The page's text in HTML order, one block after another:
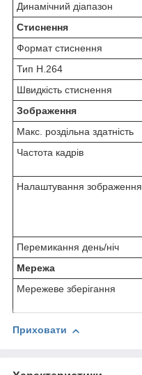
Динамічний діапазон
Стиснення
Формат стиснення
Тип H.264
Швидкість стиснення
Зображення
Макс. роздільна здатність
Частота кадрів
Налаштування зображення
Перемикання день/ніч
Мережа
Мережеве зберігання
Приховати